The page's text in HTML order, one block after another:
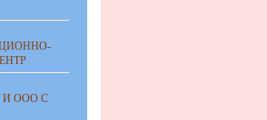
И ООО С